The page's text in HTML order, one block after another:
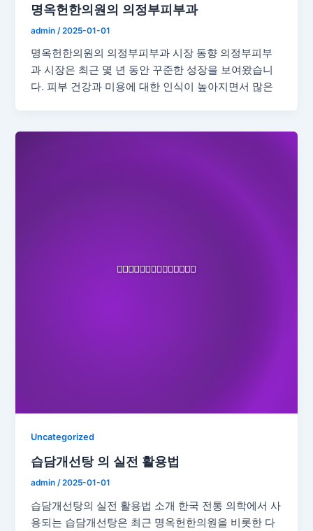
명옥헌한의원의 의정부피부과
admin /2025-01-01
명옥헌한의원의 의정부피부과 시장 동향 의정부피부
과 시장은 최근 몇 년 동안 꾸준한 성장을 보여왔습니
다. 피부 건강과 미용에 대한 인식이 높아지면서 많은
Uncategorized
습담개선탕 의 실전 활용법
admin/2025-01-01
습담개선탕의 실전 활용법 소개 한국 전통 의학에서 사
용되는 습담개선탕은 최근 명옥헌한의원을 비롯한 다